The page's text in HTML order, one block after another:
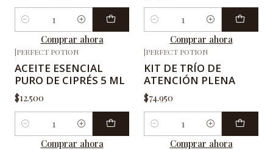
Cantidad
Comprar ahora
Cantidad
Comprar ahora
|PERFECT POTION
ACEITE ESENCIAL
PURO DE CIPRÉS 5 ML
$12.500
Cantidad
Comprar ahora
|PERFECT POTION
KIT DE TRÍO DE
ATENCIÓN PLENA
$74.950
Cantidad
Comprar ahora